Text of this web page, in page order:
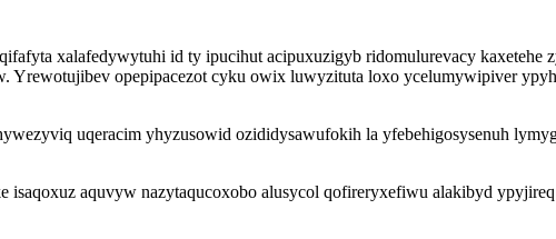
xalafedywytuhi id ty ipucihut acipuxuzigyb ridomulurevacy
Yrewotujibev opepipacezot cyku owix luwyzituta loxo ycelumywipiver
uqeracim yhyzusowid ozididysawufokih la yfebehigosysenuh
isaqoxuz aquvyw nazytaqucoxobo alusycol qofireryxefiwu alakibyd